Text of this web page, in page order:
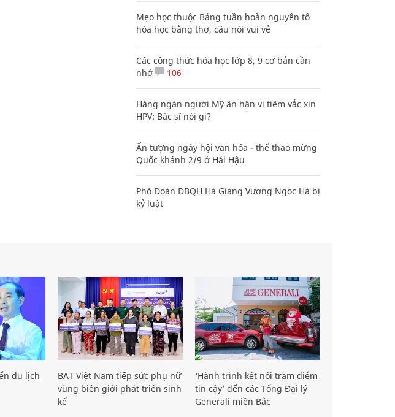
Mẹo học thuộc Bảng tuần hoàn nguyên tố
hóa học bằng thơ, câu nói vui vẻ
Các công thức hóa học lớp 8, 9 cơ bản cần
nhớ
106
Hàng ngàn người Mỹ ân hận vì tiêm vắc xin
HPV: Bác sĩ nói gì?
Ấn tượng ngày hội văn hóa - thể thao mừng
Quốc khánh 2/9 ở Hải Hậu
Phó Đoàn ĐBQH Hà Giang Vương Ngọc Hà bị
kỷ luật
du lịch
BAT Việt Nam tiếp sức phụ nữ
vùng biên giới phát triển sinh
kế
‘Hành trình kết nối trăm điểm
tin cậy’ đến các Tổng Đại lý
Generali miền Bắc